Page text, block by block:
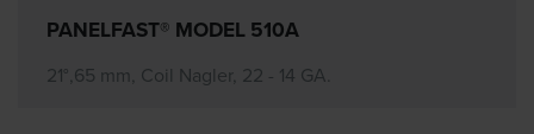
PANELFAST® MODEL 510A
21°,65 mm, Coil Nagler, 22 - 14 GA.